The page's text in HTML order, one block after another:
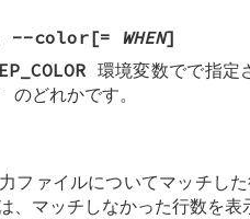
--color[= WHEN]
環境変数でで指
れかです。
ファイルについてマッチし
、マッチしなかった行数を